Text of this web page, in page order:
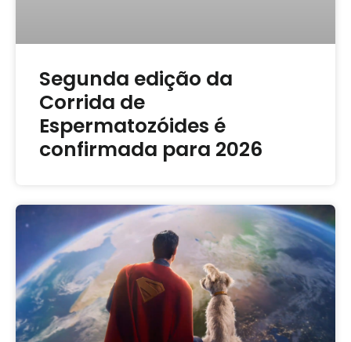
Segunda edição da
Corrida de
Espermatozóides é
confirmada para 2026